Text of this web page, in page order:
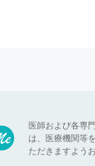
医師および各専
は、医療機関等
ただきますよう